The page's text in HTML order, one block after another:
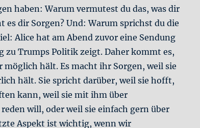
haben: Warum vermutest du das, was dir
es dir Sorgen? Und: Warum sprichst du die
Alice hat am Abend zuvor eine Sendung
zu Trumps Politik zeigt. Daher kommt es,
möglich hält. Es macht ihr Sorgen, weil sie
hält. Sie spricht darüber, weil sie hofft,
kann, weil sie mit ihm über
will, oder weil sie einfach gern über
Aspekt ist wichtig, wenn wir